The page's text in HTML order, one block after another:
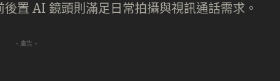
置 AI 鏡頭則滿足日常拍攝與視訊通話需求。
- 廣告 -